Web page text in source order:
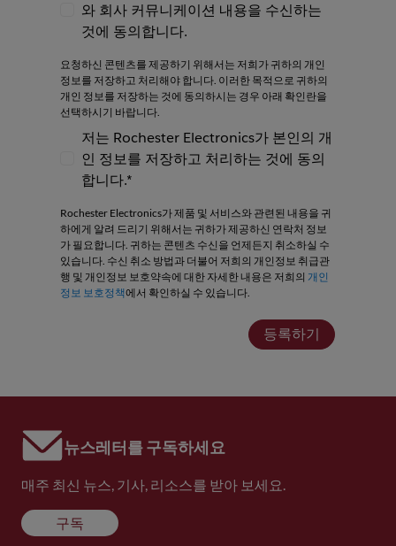
저는 Rochester Electronics의 뉴스레터와 회사
와 회사 커뮤니케이션 내용을 수신하는
것에 동의합니다.
요청하신 콘텐츠를 제공하기 위해서는 저희가 귀하의 개인
정보를 저장하고 처리해야 합니다. 이러한 목적으로 귀하의
개인 정보를 저장하는 것에 동의하시는 경우 아래 확인란을
선택하시기 바랍니다.
저는 Rochester Electronics가 본인의 개인 정보
저는 Rochester Electronics가 본인의 개
인 정보를 저장하고 처리하는 것에 동의
합니다.*
Rochester Electronics가 제품 및 서비스와 관련된 내용을 귀
하에게 알려 드리기 위해서는 귀하가 제공하신 연락처 정보
가 필요합니다. 귀하는 콘텐츠 수신을 언제든지 취소하실 수
있습니다. 수신 취소 방법과 더불어 저희의 개인정보 취급관
행 및 개인정보 보호약속에 대한 자세한 내용은 저희의 개인
정보 보호정책에서 확인하실 수 있습니다.
등록하기
뉴스레터를 구독하세요
매주 최신 뉴스, 기사, 리소스를 받아 보세요.
구독